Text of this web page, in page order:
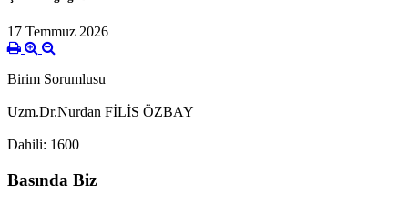
17 Temmuz 2026
Birim Sorumlusu
Uzm.Dr.Nurdan FİLİS ÖZBAY
Dahili: 1600
Basında Biz